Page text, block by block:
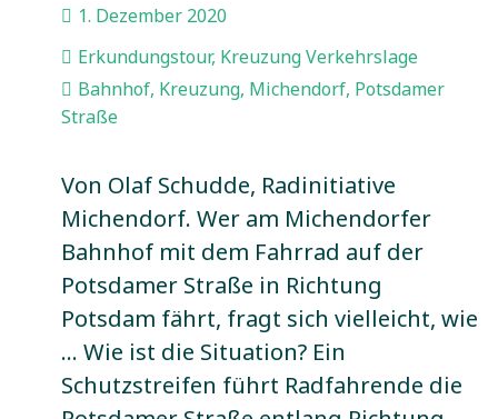
1. Dezember 2020
Erkundungstour, Kreuzung Verkehrslage
Bahnhof, Kreuzung, Michendorf, Potsdamer
Straße
Von Olaf Schudde, Radinitiative
Michendorf. Wer am Michendorfer
Bahnhof mit dem Fahrrad auf der
Potsdamer Straße in Richtung
Potsdam fährt, fragt sich vielleicht, wie
… Wie ist die Situation? Ein
Schutzstreifen führt Radfahrende die